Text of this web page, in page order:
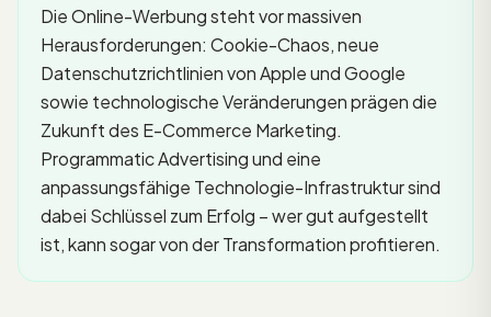
Die Online-Werbung steht vor massiven
Herausforderungen: Cookie-Chaos, neue
Datenschutzrichtlinien von Apple und Google
sowie technologische Veränderungen prägen die
Zukunft des E-Commerce Marketing.
Programmatic Advertising und eine
anpassungsfähige Technologie-Infrastruktur sind
dabei Schlüssel zum Erfolg – wer gut aufgestellt
ist, kann sogar von der Transformation profitieren.